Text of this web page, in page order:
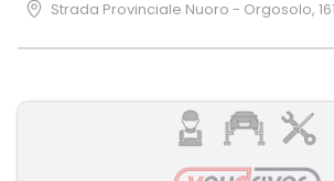
Strada Provinciale Nuoro - Orgosolo,